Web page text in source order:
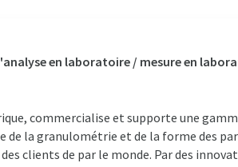
en laboratoire / mesure en
commercialise et supporte une
de la granulométrie et de la forme des
clients de par le monde. Par des